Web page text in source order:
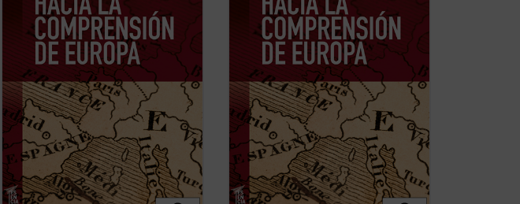
comprensión de Europaresulta un texto
tan iluminador como cuando se publicó
por ...(ver ficha)
comprensión de Europaresulta un texto
tan iluminador como cuando se publicó
por ...(ver ficha)